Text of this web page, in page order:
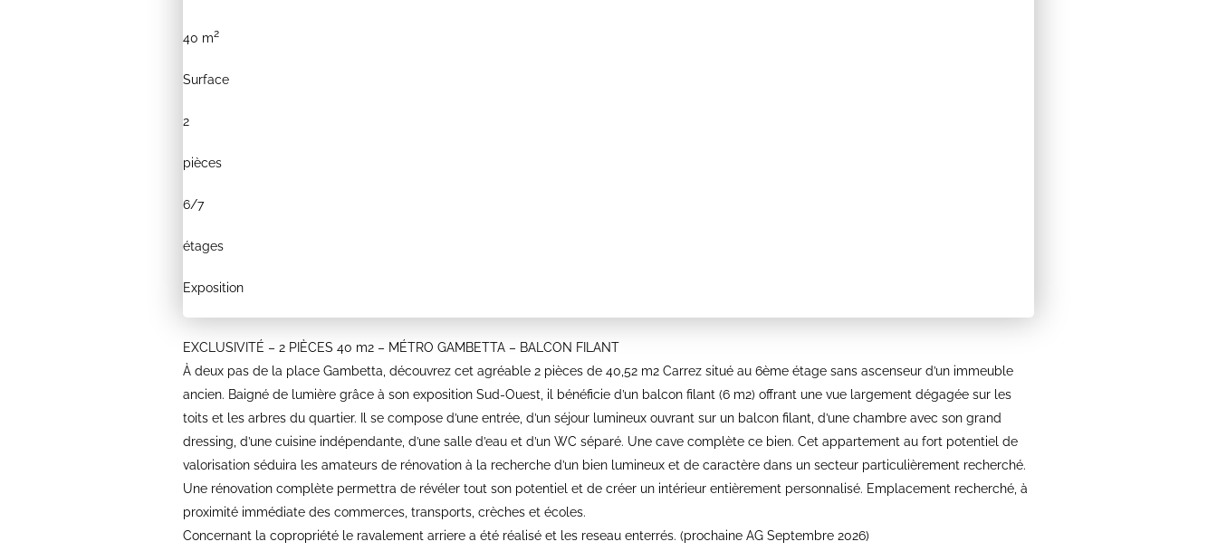
40 m2
Surface
2
pièces
6/7
étages
Exposition
EXCLUSIVITÉ – 2 PIÈCES 40 m2 – MÉTRO GAMBETTA – BALCON FILANT
À deux pas de la place Gambetta, découvrez cet agréable 2 pièces de 40,52 m2 Carrez situé au 6ème étage sans ascenseur d’un immeuble
ancien. Baigné de lumière grâce à son exposition Sud-Ouest, il bénéficie d’un balcon filant (6 m2) offrant une vue largement dégagée sur les
toits et les arbres du quartier. Il se compose d’une entrée, d’un séjour lumineux ouvrant sur un balcon filant, d’une chambre avec son grand
dressing, d’une cuisine indépendante, d’une salle d’eau et d’un WC séparé. Une cave complète ce bien. Cet appartement au fort potentiel de
valorisation séduira les amateurs de rénovation à la recherche d’un bien lumineux et de caractère dans un secteur particulièrement recherché.
Une rénovation complète permettra de révéler tout son potentiel et de créer un intérieur entièrement personnalisé. Emplacement recherché, à
proximité immédiate des commerces, transports, crèches et écoles.
Concernant la copropriété le ravalement arriere a été réalisé et les reseau enterrés. (prochaine AG Septembre 2026)